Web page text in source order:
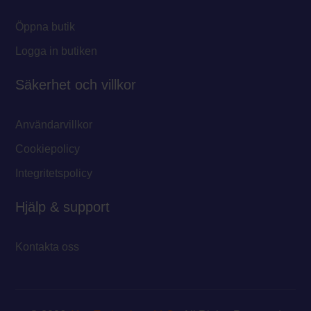
Öppna butik
Logga in butiken
Säkerhet och villkor
Användarvillkor
Cookiepolicy
Integritetspolicy
Hjälp & support
Kontakta oss